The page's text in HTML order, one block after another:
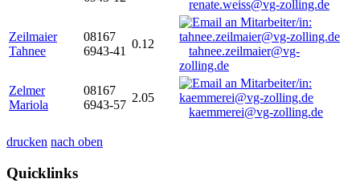
renate.weiss@vg-zolling.de
Zeilmaier
Tahnee
08167
6943-41
0.12
tahnee.zeilmaier@vg-
zolling.de
Zelmer
Mariola
08167
6943-57
2.05
kaemmerei@vg-zolling.de
drucken nach oben
Quicklinks